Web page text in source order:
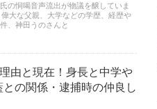
の恫喝音声流出が物議を醸していま
大な父親、大学などの学歴、経歴や
、神田うのさんと
由と現在！身長と中学や
の関係・逮捕時の仲良し